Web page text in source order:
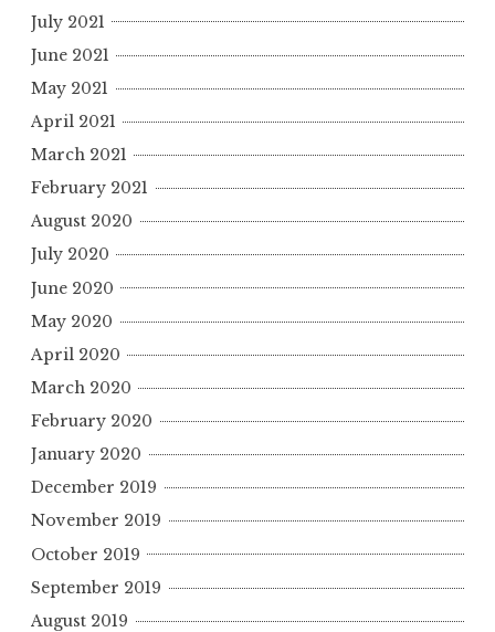
July 2021
June 2021
May 2021
April 2021
March 2021
February 2021
August 2020
July 2020
June 2020
May 2020
April 2020
March 2020
February 2020
January 2020
December 2019
November 2019
October 2019
September 2019
August 2019